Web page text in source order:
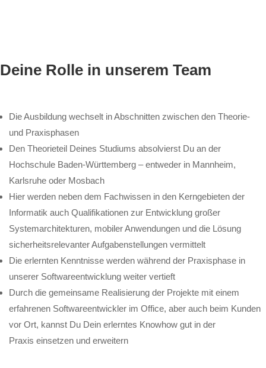
Deine Rolle in unserem Team
Die Ausbildung wechselt in Abschnitten zwischen den Theorie-
und Praxisphasen
Den Theorieteil Deines Studiums absolvierst Du an der
Hochschule Baden-Württemberg – entweder in Mannheim,
Karlsruhe oder Mosbach
Hier werden neben dem Fachwissen in den Kerngebieten der
Informatik auch Qualifikationen zur Entwicklung großer
Systemarchitekturen, mobiler Anwendungen und die Lösung
sicherheitsrelevanter Aufgabenstellungen vermittelt
Die erlernten Kenntnisse werden während der Praxisphase in
unserer Softwareentwicklung weiter vertieft
Durch die gemeinsame Realisierung der Projekte mit einem
erfahrenen Softwareentwickler im Office, aber auch beim Kunden
vor Ort, kannst Du Dein erlerntes Knowhow gut in der
Praxis einsetzen und erweitern